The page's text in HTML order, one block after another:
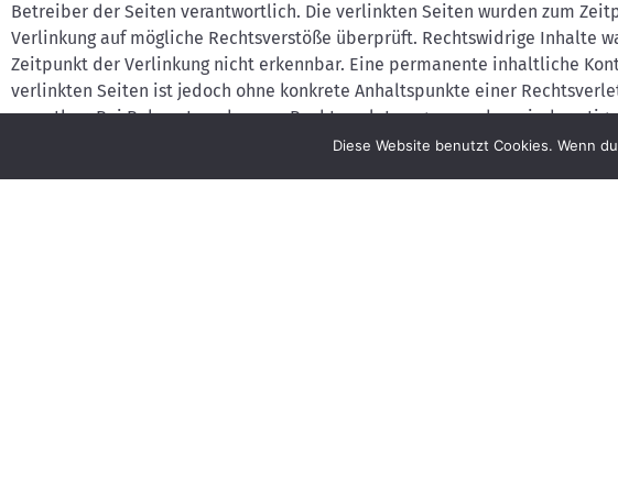
Betreiber der Seiten verantwortlich. Die verlinkten Seiten wurden zum
Verlinkung auf mögliche Rechtsverstöße überprüft. Rechtswidrige Inhalte
Zeitpunkt der Verlinkung nicht erkennbar. Eine permanente inhaltliche
verlinkten Seiten ist jedoch ohne konkrete Anhaltspunkte einer
zumutbar. Bei Bekanntwerden von Rechtsverletzungen werden wir
Diese Website benutzt Cookies. Wenn